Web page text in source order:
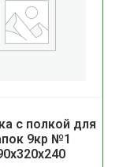
с полкой для
9кр №1